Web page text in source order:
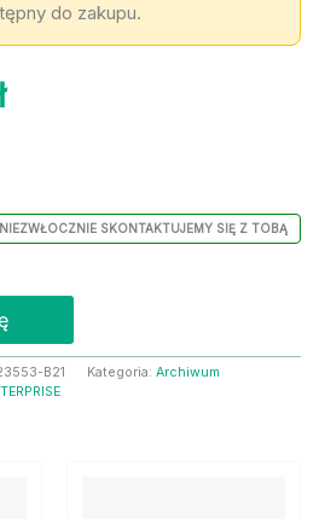
do zakupu.
SKONTAKTUJEMY SIĘ Z TOBĄ
B21 Kategoria: Archiwum